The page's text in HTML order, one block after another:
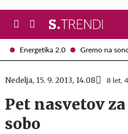
Energetika 2.0 Gremo na
Nedelja, 15. 9. 2013, 14.08 8 let,
Pet nasvetov
sobo